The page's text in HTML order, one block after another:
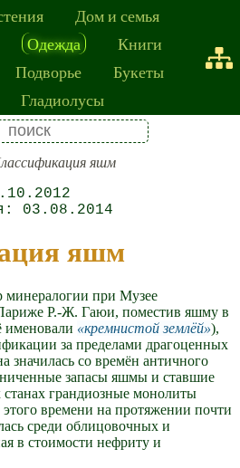
Дом и семья
Одежда
Книги
Подворье
Букеты
Гладиолусы
яшм
03.08.2014
яшм
минералогии при Музее
Р.-Ж. Гаюи, поместив яшму в
именовали
кремнистой землёй ),
за пределами драгоценных
значилась со времён античного
запасы яшмы и ставшие
грандиозные монолиты
времени на протяжении почти
среди облицовочных и
в стоимости нефриту и